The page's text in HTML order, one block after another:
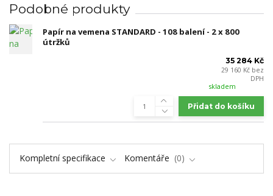
Podobné produkty
Papír na vemena STANDARD - 108 balení - 2 x 800
útržků
35 284 Kč
29 160 Kč bez
DPH
skladem
Přidat do košíku
Kompletní specifikace Komentáře 0